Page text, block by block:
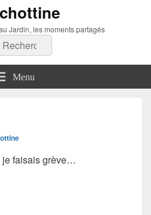
Jardin, les moments partagés
:
Rechercher
Menu
je faisais grève…